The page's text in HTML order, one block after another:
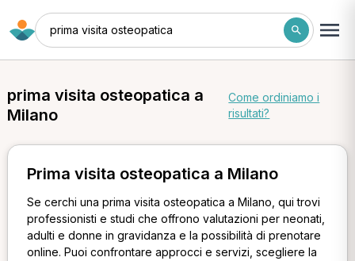
prima visita osteopatica
prima visita osteopatica a
Milano
Come ordiniamo i
risultati?
Prima visita osteopatica a Milano
Se cerchi una prima visita osteopatica a Milano, qui trovi
professionisti e studi che offrono valutazioni per neonati,
adulti e donne in gravidanza e la possibilità di prenotare
online. Puoi confrontare approcci e servizi, scegliere la